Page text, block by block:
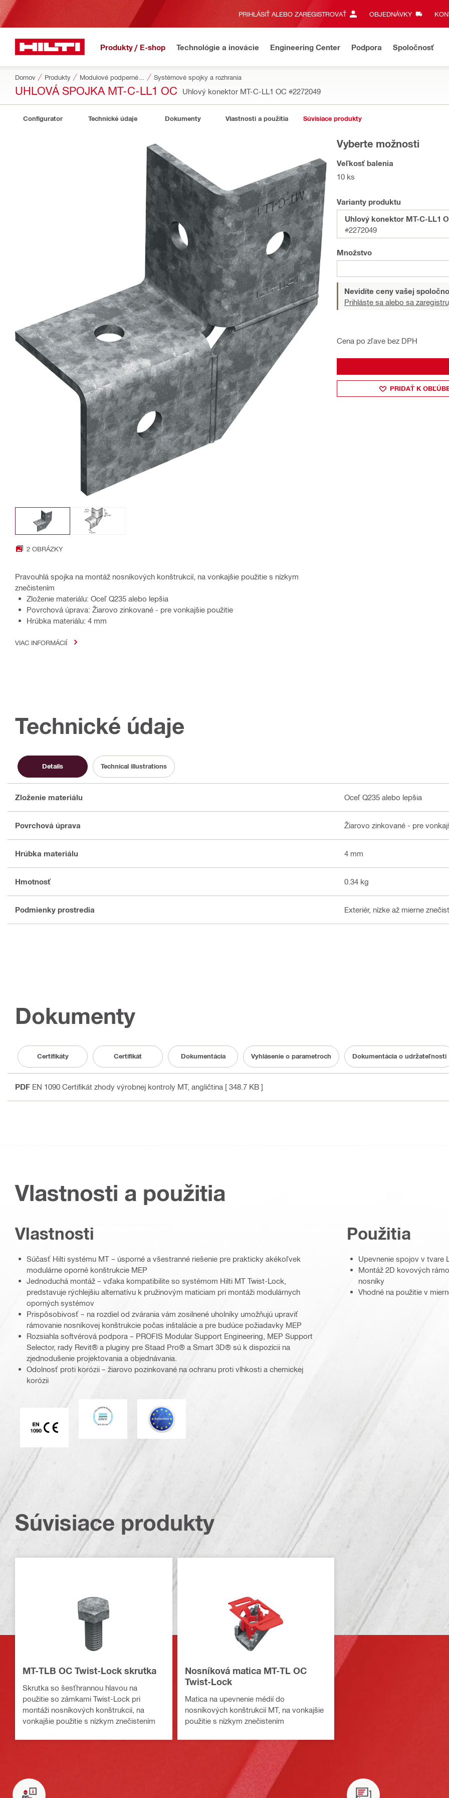
PRIHLÁSIŤ ALEBO ZAREGISTROVAŤ OBJEDNÁVKY
Produkty / E-shop Technológie a inovácie Engineering Center Podpora Spoločnosť
Domov Produkty Systémové spojky a rozhrania
UHLOVÁ SPOJKA MT-C-LL1 OC Uhlový konektor MT-C-LL1 OC #2272049
Configurator Technické údaje Dokumenty Vlastnosti a použitia Súvisiace produkty
2 OBRÁZKY
Pravouhlá spojka na montáž nosníkových konštrukcií, na vonkajšie použitie s nízkym
znečistením
Zloženie materiálu: Oceľ Q235 alebo lepšia
Povrchová úprava: Žiarovo zinkované - pre vonkajšie použitie
Hrúbka materiálu: 4 mm
VIAC INFORMÁCIÍ
Vyberte možnosti
Veľkosť balenia
10 ks
Varianty produktu
Uhlový konektor MT-C-LL1
#2272049
Množstvo
Nevidíte ceny vašej
Prihláste sa alebo sa
Cena po zľave bez DPH
PRIDAŤ K
Technické údaje
Details Technical illustrations
Zloženie materiálu Oceľ Q235 alebo lepšia
Povrchová úprava Žiarovo zinkované - pre
Hrúbka materiálu 4 mm
Hmotnosť 0.34 kg
Podmienky prostredia Exteriér, nízke až mierne
Dokumenty
Certifikáty Certifikát Dokumentácia Vyhlásenie o parametroch Dokumentácia o udržateľnosti
PDF EN 1090 Certifikát zhody výrobnej kontroly MT, angličtina [ 348.7 KB ]
Vlastnosti a použitia
Vlastnosti
Súčasť Hilti systému MT – úsporné a všestranné riešenie pre prakticky akékoľvek
modulárne oporné konštrukcie MEP
Jednoduchá montáž – vďaka kompatibilite so systémom Hilti MT Twist-Lock,
predstavuje rýchlejšiu alternatívu k pružinovým maticiam pri montáži modulárnych
oporných systémov
Prispôsobivosť – na rozdiel od zvárania vám zosilnené uholníky umožňujú upraviť
rámovanie nosníkovej konštrukcie počas inštalácie a pre budúce požiadavky MEP
Rozsiahla softvérová podpora – PROFIS Modular Support Engineering, MEP Support
Selector, rady Revit® a pluginy pre Staad Pro® a Smart 3D® sú k dispozícii na
zjednodušenie projektovania a objednávania.
Odolnosť proti korózii – žiarovo pozinkované na ochranu proti vlhkosti a chemickej
korózii
Označenie CE EN 1090
DNV Eurocode
Použitia
Upevnenie spojov v tvare
Montáž 2D kovových
nosníky
Vhodné na použitie v
Súvisiace produkty
MT-TLB OC Twist-Lock skrutka
Skrutka so šesťhrannou hlavou na
použitie so zámkami Twist-Lock pri
montáži nosníkových konštrukcií, na
vonkajšie použitie s nízkym znečistením
Nosníková matica MT-TL OC
Twist-Lock
Matica na upevnenie médií do
nosníkových konštrukcií MT, na vonkajšie
použitie s nízkym znečistením